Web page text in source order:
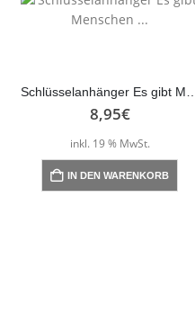
8,95€
inkl. 19 % MwSt.
IN DEN WARENKORB